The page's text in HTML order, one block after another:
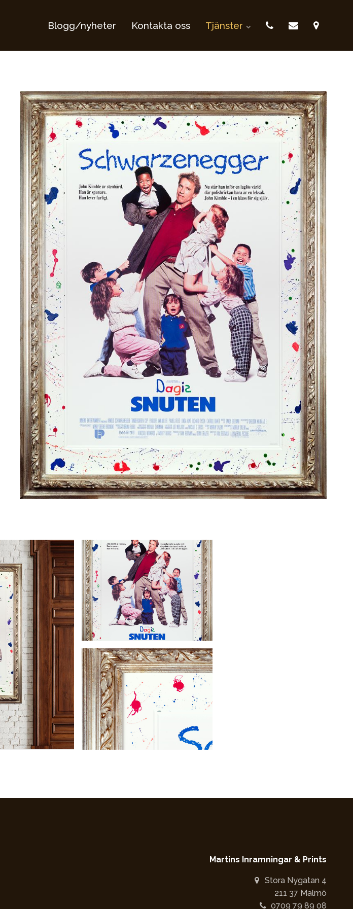
Blogg/nyheter Kontakta oss Tjänster
Martins Inramningar & Prints
Stora Nygatan 4
211 37 Malmö
0709 79 89 08